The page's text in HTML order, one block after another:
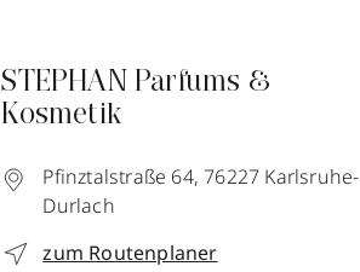
STEPHAN Parfums &
Kosmetik
Pfinztalstraße 64, 76227 Karlsruhe-
Durlach
zum Routenplaner